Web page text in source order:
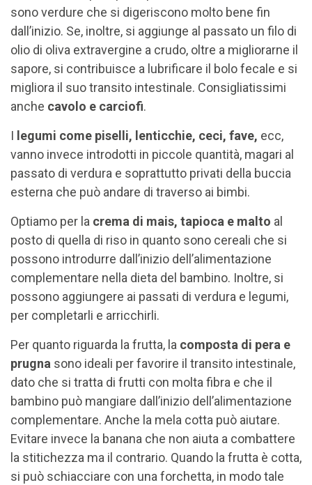
sono verdure che si digeriscono molto bene fin
dall’inizio. Se, inoltre, si aggiunge al passato un filo di
olio di oliva extravergine a crudo, oltre a migliorarne il
sapore, si contribuisce a lubrificare il bolo fecale e si
migliora il suo transito intestinale. Consigliatissimi
anche cavolo e carciofi.
I legumi come piselli, lenticchie, ceci, fave, ecc,
vanno invece introdotti in piccole quantità, magari al
passato di verdura e soprattutto privati della buccia
esterna che può andare di traverso ai bimbi.
Optiamo per la crema di mais, tapioca e malto al
posto di quella di riso in quanto sono cereali che si
possono introdurre dall’inizio dell’alimentazione
complementare nella dieta del bambino. Inoltre, si
possono aggiungere ai passati di verdura e legumi,
per completarli e arricchirli.
Per quanto riguarda la frutta, la composta di pera e
prugna sono ideali per favorire il transito intestinale,
dato che si tratta di frutti con molta fibra e che il
bambino può mangiare dall’inizio dell’alimentazione
complementare. Anche la mela cotta può aiutare.
Evitare invece la banana che non aiuta a combattere
la stitichezza ma il contrario. Quando la frutta è cotta,
si può schiacciare con una forchetta, in modo tale